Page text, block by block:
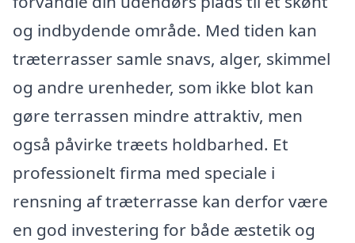
og indbydende område. Med tiden kan
træterrasser samle snavs, alger, skimmel
og andre urenheder, som ikke blot kan
gøre terrassen mindre attraktiv, men
også påvirke træets holdbarhed. Et
professionelt firma med speciale i
rensning af træterrasse kan derfor være
en god investering for både æstetik og